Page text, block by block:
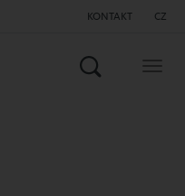
KONTAKT CZ
Vyhledat